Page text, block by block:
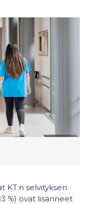
KT:n selvityksen
%) ovat lisänneet